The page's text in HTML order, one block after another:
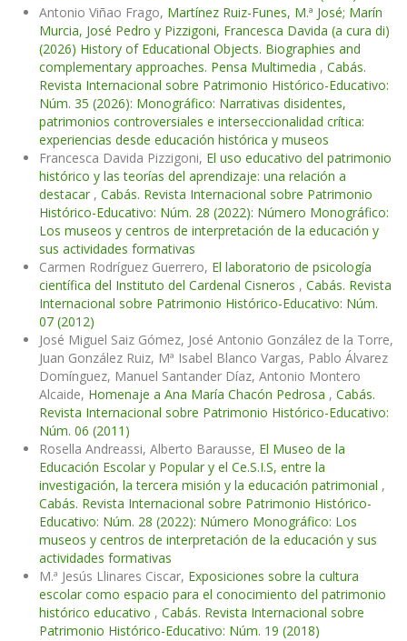
Antonio Viñao Frago, Martínez Ruiz-Funes, M.ª José; Marín
Murcia, José Pedro y Pizzigoni, Francesca Davida (a cura di)
(2026) History of Educational Objects. Biographies and
complementary approaches. Pensa Multimedia , Cabás.
Revista Internacional sobre Patrimonio Histórico-Educativo:
Núm. 35 (2026): Monográfico: Narrativas disidentes,
patrimonios controversiales e interseccionalidad crítica:
experiencias desde educación histórica y museos
Francesca Davida Pizzigoni, El uso educativo del patrimonio
histórico y las teorías del aprendizaje: una relación a
destacar , Cabás. Revista Internacional sobre Patrimonio
Histórico-Educativo: Núm. 28 (2022): Número Monográfico:
Los museos y centros de interpretación de la educación y
sus actividades formativas
Carmen Rodríguez Guerrero, El laboratorio de psicología
científica del Instituto del Cardenal Cisneros , Cabás. Revista
Internacional sobre Patrimonio Histórico-Educativo: Núm.
07 (2012)
José Miguel Saiz Gómez, José Antonio González de la Torre,
Juan González Ruiz, Mª Isabel Blanco Vargas, Pablo Álvarez
Domínguez, Manuel Santander Díaz, Antonio Montero
Alcaide, Homenaje a Ana María Chacón Pedrosa , Cabás.
Revista Internacional sobre Patrimonio Histórico-Educativo:
Núm. 06 (2011)
Rosella Andreassi, Alberto Barausse, El Museo de la
Educación Escolar y Popular y el Ce.S.I.S, entre la
investigación, la tercera misión y la educación patrimonial ,
Cabás. Revista Internacional sobre Patrimonio Histórico-
Educativo: Núm. 28 (2022): Número Monográfico: Los
museos y centros de interpretación de la educación y sus
actividades formativas
M.ª Jesús Llinares Ciscar, Exposiciones sobre la cultura
escolar como espacio para el conocimiento del patrimonio
histórico educativo , Cabás. Revista Internacional sobre
Patrimonio Histórico-Educativo: Núm. 19 (2018)